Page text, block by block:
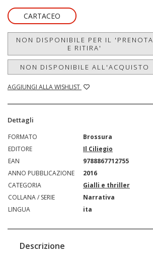
CARTACEO
NON DISPONIBILE PER IL 'PRENOTA
E RITIRA'
NON DISPONIBILE ALL'ACQUISTO
AGGIUNGI ALLA WISHLIST
Dettagli
FORMATO
Brossura
EDITORE
Il Ciliegio
EAN
9788867712755
ANNO PUBBLICAZIONE
2016
CATEGORIA
Gialli e thriller
COLLANA / SERIE
Narrativa
LINGUA
ita
Descrizione